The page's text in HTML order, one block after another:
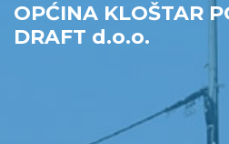
OPĆINA KLOŠTAR
DRAFT d.o.o.